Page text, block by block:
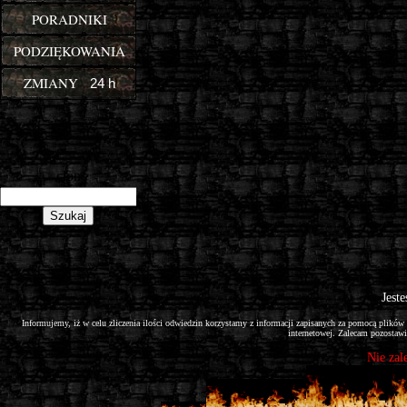
PORADNIKI
PODZIĘKOWANIA
ZMIANY 24 h
cion
Informujemy, iż w celu zliczenia ilości odwiedzin korzystamy z informacji zapisanych za pomocą
internetowej. Zalecam
Nie